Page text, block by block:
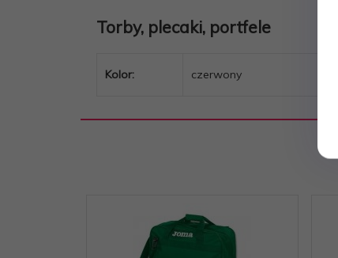
Torby, plecaki, portfele
Kolor: czerwony